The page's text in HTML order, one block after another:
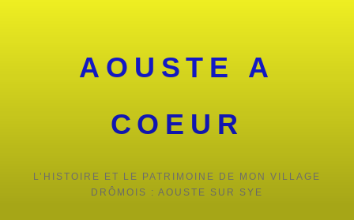
AOUSTE A
COEUR
L’HISTOIRE ET LE PATRIMOINE DE MON VILLAGE
DRÔMOIS : AOUSTE SUR SYE